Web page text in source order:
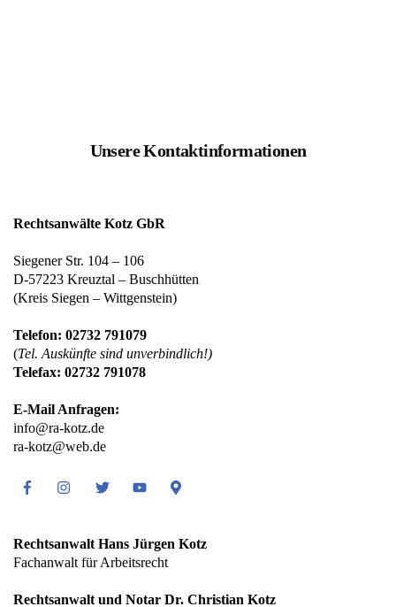
Unsere Kontaktinformationen
Rechtsanwälte Kotz GbR
Siegener Str. 104 – 106
D-57223 Kreuztal – Buschhütten
(Kreis Siegen – Wittgenstein)
Telefon: 02732 791079
(Tel. Auskünfte sind unverbindlich!)
Telefax: 02732 791078
E-Mail Anfragen:
info@ra-kotz.de
ra-kotz@web.de
FacebookInstagramTwitter Youtube Google
Rechtsanwalt Hans Jürgen Kotz
Fachanwalt für Arbeitsrecht
Rechtsanwalt und Notar Dr. Christian Kotz